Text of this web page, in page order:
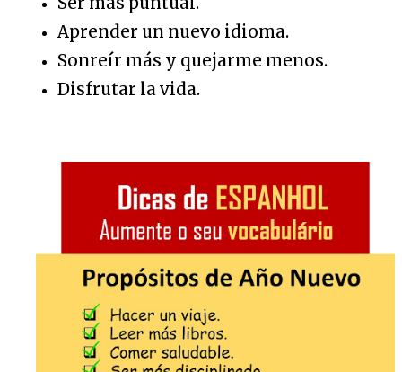
Aprender un nuevo idioma.
Sonreír más y quejarme menos.
Disfrutar la vida.